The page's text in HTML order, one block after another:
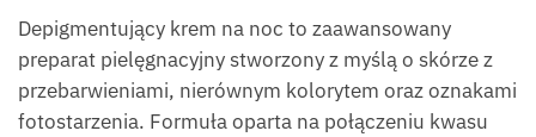
Depigmentujący krem na noc to zaawansowany
preparat pielęgnacyjny stworzony z myślą o skórze z
przebarwieniami, nierównym kolorytem oraz oznakami
fotostarzenia. Formuła oparta na połączeniu kwasu